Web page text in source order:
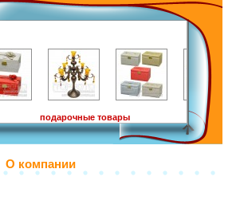
О компании
подарочные товары